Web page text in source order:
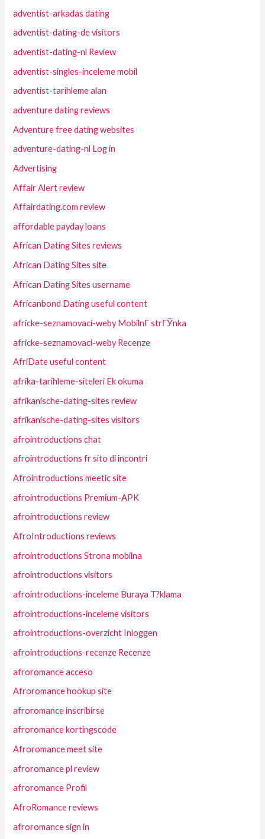
adventist-arkadas dating
adventist-dating-de visitors
adventist-dating-nl Review
adventist-singles-inceleme mobil
adventist-tarihleme alan
adventure dating reviews
Adventure free dating websites
adventure-dating-nl Log in
Advertising
Affair Alert review
Affairdating.com review
affordable payday loans
African Dating Sites reviews
African Dating Sites site
African Dating Sites username
Africanbond Dating useful content
africke-seznamovaci-weby MobilnГ­ strГЎnka
africke-seznamovaci-weby Recenze
AfriDate useful content
afrika-tarihleme-siteleri Ek okuma
afrikanische-dating-sites review
afrikanische-dating-sites visitors
afrointroductions chat
afrointroductions fr sito di incontri
Afrointroductions meetic site
afrointroductions Premium-APK
afrointroductions review
AfroIntroductions reviews
afrointroductions Strona mobilna
afrointroductions visitors
afrointroductions-inceleme Buraya T?klama
afrointroductions-inceleme visitors
afrointroductions-overzicht Inloggen
afrointroductions-recenze Recenze
afroromance acceso
Afroromance hookup site
afroromance inscribirse
afroromance kortingscode
Afroromance meet site
afroromance pl review
afroromance Profil
AfroRomance reviews
afroromance sign in